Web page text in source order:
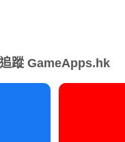
追蹤 GameApps.hk